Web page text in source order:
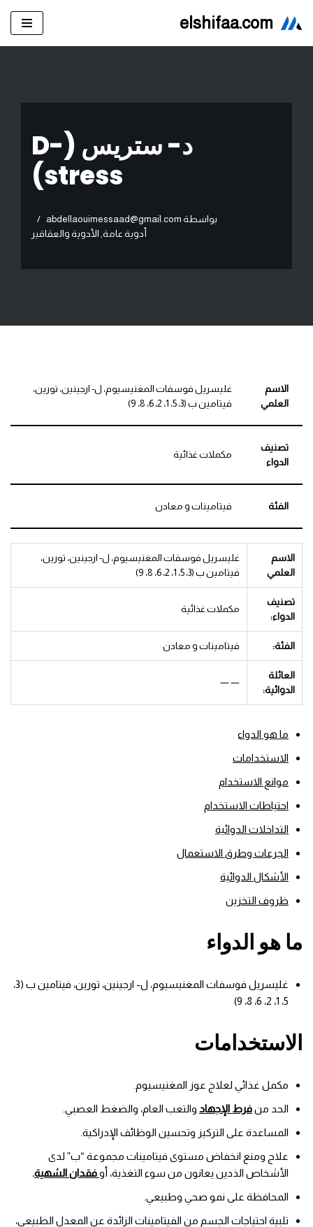
elshifaa.com
د- ستريس (D-
stress)
بواسطة abdellaouimessaad@gmail.com
أدوية عامة, الأدوية والعقاقير
الاسم
العلمي
غليسريل فوسفات المغنيسيوم، ل- ارجينين، تورين،
فيتامين ب (3، 5، 1، 2، 6، 8، 9)
تصنيف
الدواء
مكملات غذائية
الفئة فيتامينات و معادن
الاسم
العلمي
غليسريل فوسفات المغنيسيوم، ل- ارجينين، تورين،
فيتامين ب (3، 5، 1، 2، 6، 8، 9)
تصنيف
الدواء:
مكملات غذائية
الفئة: فيتامينات و معادن
العائلة
الدوائية:
— —
ما هو الدواء
الاستخدامات
موانع الاستخدام
احتياطات الاستخدام
التداخلات الدوائية
الجرعات وطرق الاستعمال
الأشكال الدوائية
ظروف التخزين
ما هو الدواء
غليسريل فوسفات المغنيسيوم، ل- ارجينين، تورين، فيتامين ب (3،
5، 1، 2، 6، 8، 9)
الاستخدامات
مكمل غذائي لعلاج عوز المغنيسيوم.
الحد منفرط الإجهاد والتعب العام، والضغط العصبي.
المساعدة على التركيز وتحسين الوظائف الإدراكية.
علاج ومنع انخفاض مستوى فيتامينات مجموعة “ب” لدى
الأشخاص الذدين يعانون من سوء التغذية، أوفقدان الشهية.
المحافظة على نمو صحي وطبيعي.
تلبية احتياجات الجسم من الفيتامينات الزائدة عن المعدل الطبيعي،